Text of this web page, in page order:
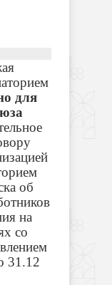
для
об
на
со
31.12